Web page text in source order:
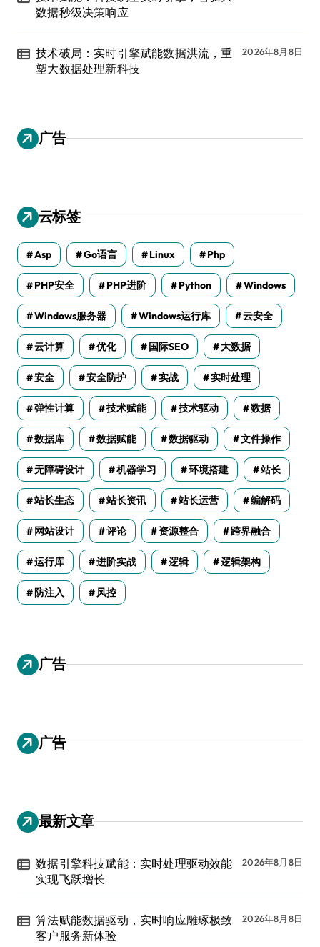
数据秒级决策响应
技术破局：实时引擎赋能数据洪流，重
塑大数据处理新科技
2026年8月8日
广告
云标签
Asp Go语言 Linux Php
PHP安全 PHP进阶 Python Windows
Windows服务器 Windows运行库 云安全
云计算 优化 国际SEO 大数据
安全 安全防护 实战 实时处理
弹性计算 技术赋能 技术驱动 数据
数据库 数据赋能 数据驱动 文件操作
无障碍设计 机器学习 环境搭建 站长
站长生态 站长资讯 站长运营 编解码
网站设计 评论 资源整合 跨界融合
运行库 进阶实战 逻辑 逻辑架构
防注入 风控
广告
广告
最新文章
数据引擎科技赋能：实时处理驱动效能
实现飞跃增长
2026年8月8日
算法赋能数据驱动，实时响应雕琢极致
客户服务新体验
2026年8月8日